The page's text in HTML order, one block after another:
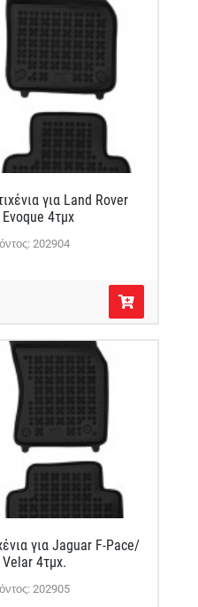
για Land Rover
4τμχ
202904
για Jaguar F-Pace/
4τμχ.
202905